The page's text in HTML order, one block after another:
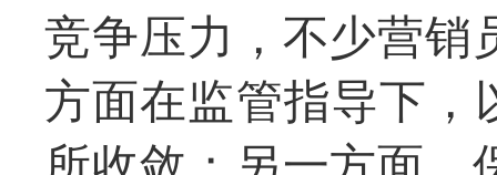
竞争压力，不少营销
方面在监管指导下，